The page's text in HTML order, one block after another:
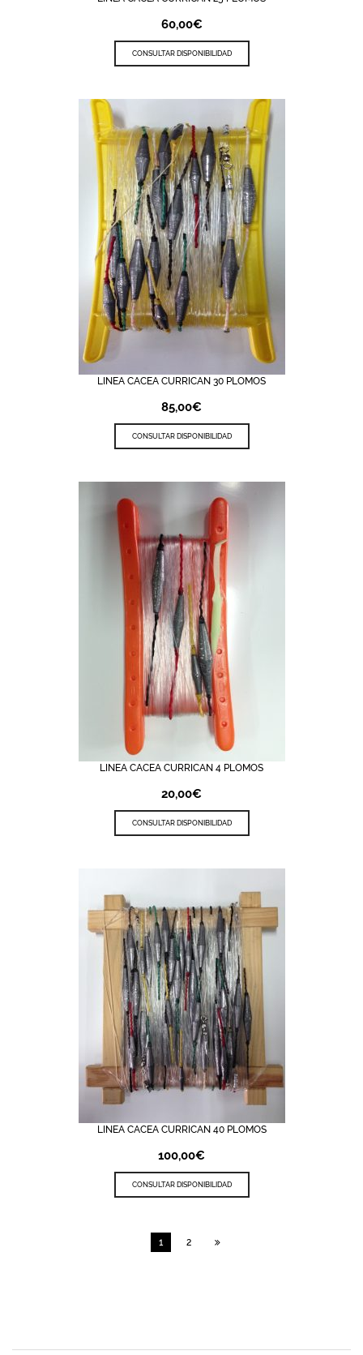
60,00€
CONSULTAR DISPONIBILIDAD
LINEA CACEA CURRICAN 30 PLOMOS
85,00€
CONSULTAR DISPONIBILIDAD
LINEA CACEA CURRICAN 4 PLOMOS
20,00€
CONSULTAR DISPONIBILIDAD
LINEA CACEA CURRICAN 40 PLOMOS
100,00€
CONSULTAR DISPONIBILIDAD
1 2